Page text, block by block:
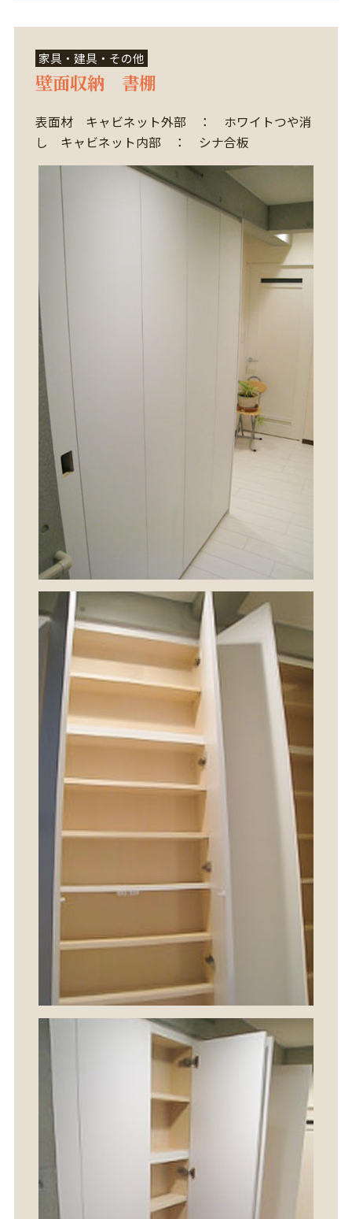
家具・建具・その他
壁面収納 書棚
表面材 キャビネット外部 ： ホワイトつや消
し キャビネット内部 ： シナ合板